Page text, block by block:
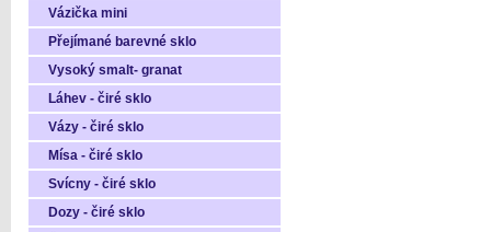
Vázička mini
Přejímané barevné sklo
Vysoký smalt- granat
Láhev - čiré sklo
Vázy - čiré sklo
Mísa - čiré sklo
Svícny - čiré sklo
Dozy - čiré sklo